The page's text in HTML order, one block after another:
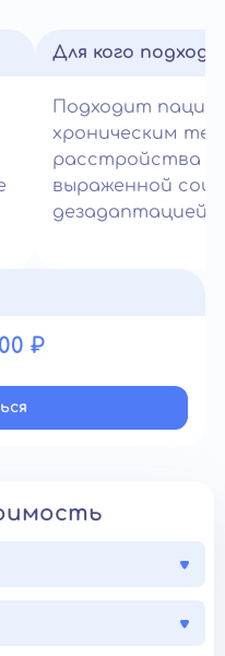
Для кого
Подходит
хроническим
расстройства и
выраженной
дезадаптацией.
₽